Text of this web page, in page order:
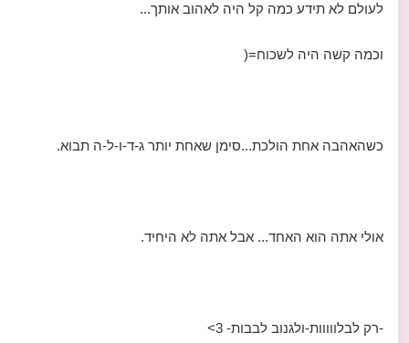
לעולם לא תידע כמה קל היה לאהוב אותך...
וכמה קשה היה לשכוח=(
כשהאהבה אחת הולכת...סימן שאחת יותר ג-ד-ו-ל-ה תבוא.
אולי אתה הוא האחד... אבל אתה לא היחיד.
-רק לבלווווות-ולגנוב לבבות- 3>